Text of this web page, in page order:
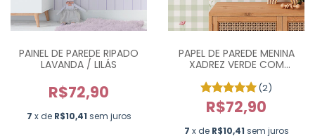
PAINEL DE PAREDE RIPADO
LAVANDA / LILÁS
R$72,90
7 x de R$10,41 sem juros
PAPEL DE PAREDE MENINA
XADREZ VERDE COM
(2)
R$72,90
7 x de R$10,41 sem juros